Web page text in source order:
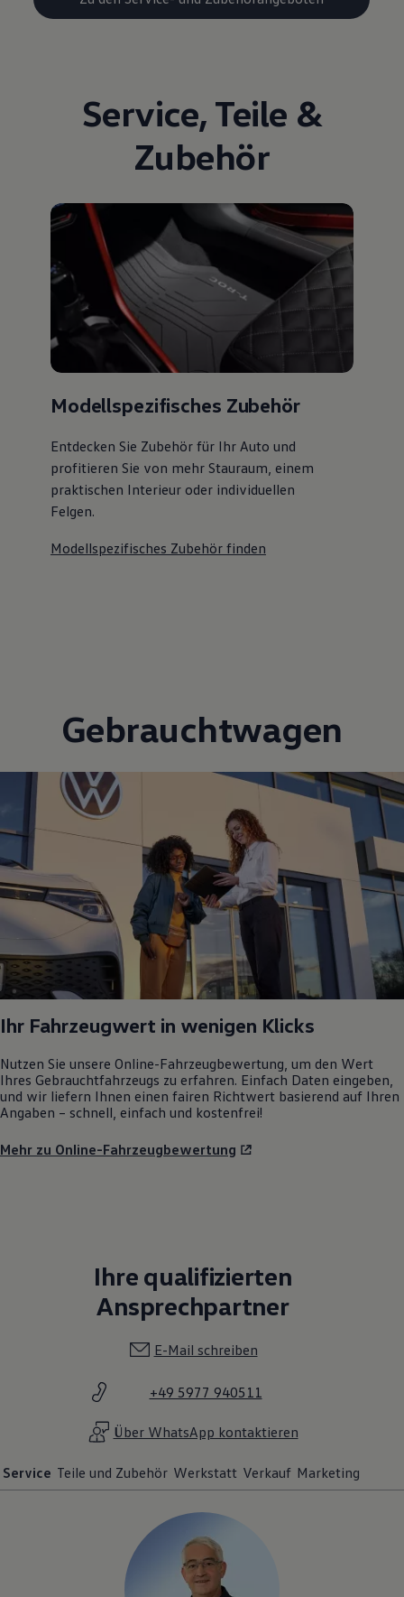
Service, Teile &
Zubehör
Modellspezifisches Zubehör
Entdecken Sie Zubehör für Ihr Auto und
profitieren Sie von mehr Stauraum, einem
praktischen Interieur oder individuellen
Felgen.
Modellspezifisches Zubehör finden
Gebrauchtwagen
Ihr Fahrzeugwert in wenigen Klicks
Nutzen Sie unsere Online-Fahrzeugbewertung, um den Wert
Ihres Gebrauchtfahrzeugs zu erfahren. Einfach Daten eingeben,
und wir liefern Ihnen einen fairen Richtwert basierend auf Ihren
Angaben – schnell, einfach und kostenfrei!
Mehr zu Online-Fahrzeugbewertung
Ihre qualifizierten
Ansprechpartner
E-Mail schreiben
+49 5977 940511
Über WhatsApp kontaktieren
Service Teile und Zubehör Werkstatt Verkauf Marketing